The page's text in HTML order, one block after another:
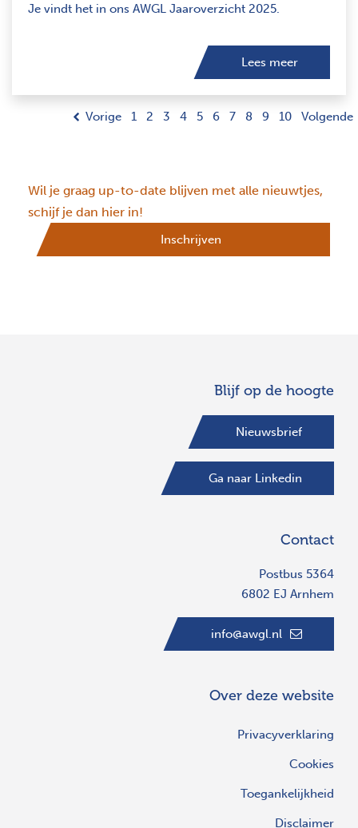
Je vindt het in ons AWGL Jaaroverzicht 2025.
Lees meer
Vorige 1 2 3 4 5 6 7 8 9 10 Volgende
Wil je graag up-to-date blijven met alle nieuwtjes,
schijf je dan hier in!
Inschrijven
Blijf op de hoogte
Nieuwsbrief
Ga naar Linkedin
Contact
Postbus 5364
6802 EJ Arnhem
info@awgl.nl
Over deze website
Privacyverklaring
Cookies
Toegankelijkheid
Disclaimer